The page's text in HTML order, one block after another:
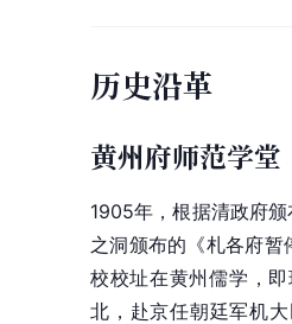
历史沿革
黄州府师范学
1905年，根据清政府
之洞颁布的《札各府
校校址在黄州儒学，
北，赴京任朝廷军机